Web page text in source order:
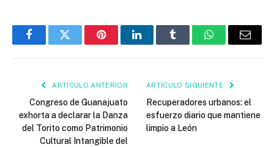
FacebookTwitter PinterestLinkedInTumblr WhatsAppEmail
ARTÍCULO ANTERIOR
Congreso de Guanajuato
exhorta a declarar la Danza
del Torito como Patrimonio
Cultural Intangible del
ARTÍCULO SIGUIENTE
Recuperadores urbanos: el
esfuerzo diario que mantiene
limpio a León